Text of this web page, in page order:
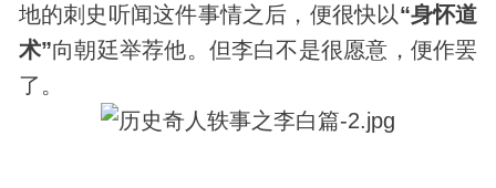
地的刺史听闻这件事情之后，便很快以“身怀道
术”向朝廷举荐他。但李白不是很愿意，便作罢
了。